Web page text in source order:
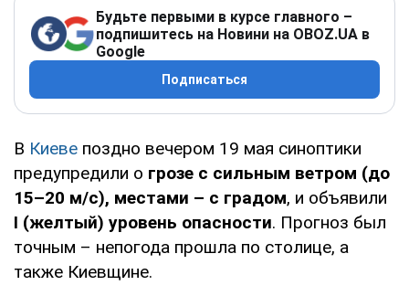
Будьте первыми в курсе главного –
подпишитесь на Новини на OBOZ.UA в
Google
Подписаться
В Киеве поздно вечером 19 мая синоптики
предупредили о грозе с сильным ветром (до
15–20 м/с), местами – с градом, и объявили
І (желтый) уровень опасности. Прогноз был
точным – непогода прошла по столице, а
также Киевщине.